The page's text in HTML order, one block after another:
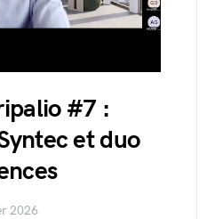
#7 :
et duo
2026